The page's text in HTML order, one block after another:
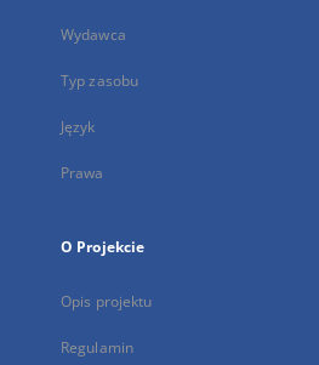
Wydawca
Typ zasobu
Język
Prawa
O Projekcie
Opis projektu
Regulamin